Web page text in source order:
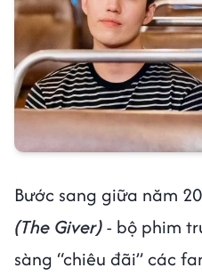
Bước sang giữa năm
(The Giver)- bộ phim
sàng “chiêu đãi” các